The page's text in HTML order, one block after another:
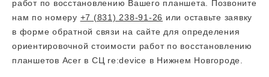
работ по восстановлению Вашего планшета. Позвоните
нам по номеру +7 (831) 238-91-26 или оставьте заявку
в форме обратной связи на сайте для определения
ориентировочной стоимости работ по восстановлению
планшетов Acer в СЦ re:device в Нижнем Новгороде.